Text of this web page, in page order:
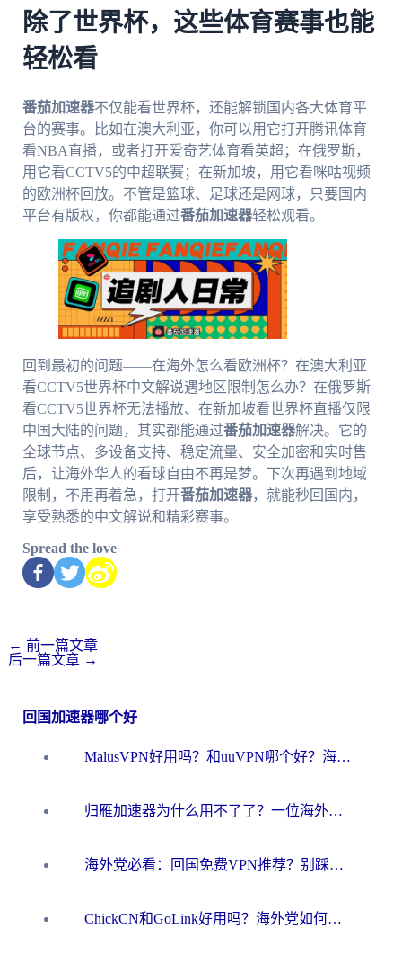
除了世界杯，这些体育赛事也能
轻松看
番茄加速器不仅能看世界杯，还能解锁国内各大体育平
台的赛事。比如在澳大利亚，你可以用它打开腾讯体育
看NBA直播，或者打开爱奇艺体育看英超；在俄罗斯，
用它看CCTV5的中超联赛；在新加坡，用它看咪咕视频
的欧洲杯回放。不管是篮球、足球还是网球，只要国内
平台有版权，你都能通过番茄加速器轻松观看。
回到最初的问题——在海外怎么看欧洲杯？在澳大利亚
看CCTV5世界杯中文解说遇地区限制怎么办？在俄罗斯
看CCTV5世界杯无法播放、在新加坡看世界杯直播仅限
中国大陆的问题，其实都能通过番茄加速器解决。它的
全球节点、多设备支持、稳定流量、安全加密和实时售
后，让海外华人的看球自由不再是梦。下次再遇到地域
限制，不用再着急，打开番茄加速器，就能秒回国内，
享受熟悉的中文解说和精彩赛事。
Spread the love
← 前一篇文章
后一篇文章 →
回国加速器哪个好
MalusVPN好用吗？和uuVPN哪个好？海外党无缝访问国内资源的真实对比与选择指南
归雁加速器为什么用不了了？一位海外游子的真实困惑与技术解答
海外党必看：回国免费VPN推荐？别踩坑！教你选对加速器无缝刷国内资源
ChickCN和GoLink好用吗？海外党如何选对回国加速器